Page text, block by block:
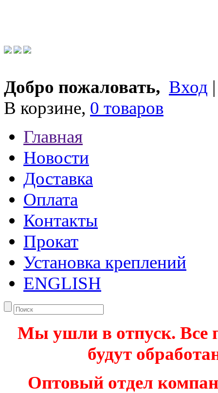
Добро пожаловать, Вход
В корзине, 0 товаров
Главная
Новости
Доставка
Оплата
Контакты
Прокат
Установка креплений
ENGLISH
Мы ушли в отпуск. Все
будут
Оптовый отдел